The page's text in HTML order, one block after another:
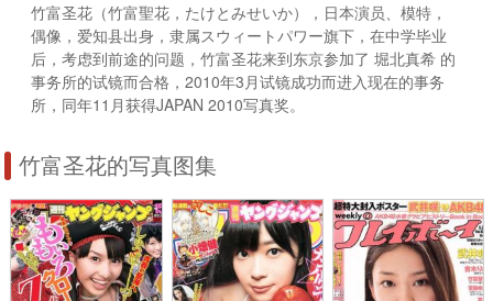
竹富圣花（竹富聖花，たけとみせいか），日本演员、模特，
偶像，爱知县出身，隶属スウィートパワー旗下，在中学毕业
后，考虑到前途的问题，竹富圣花来到东京参加了 堀北真希 的
事务所的试镜而合格，2010年3月试镜成功而进入现在的事务
所，同年11月获得JAPAN 2010写真奖。
竹富圣花的写真图集